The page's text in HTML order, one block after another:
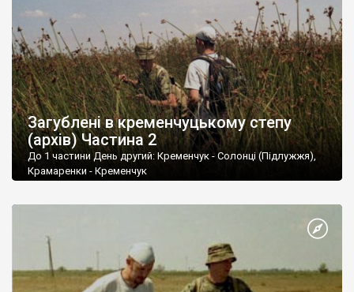
Загублені в кременчуцькому степу
(архів) Частина 2
До 1 частини День другий: Кременчук - Солонці (Підлужжя),
Крамаренки - Кременчук